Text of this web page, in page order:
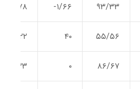
۹۳/۳۳ ۱/۶۶- ۵۷/۷۸
۵۵/۵۶ ۴۰ ۳۲/۲۲
۸۶/۶۷ ۰ ۵۳/۳۳